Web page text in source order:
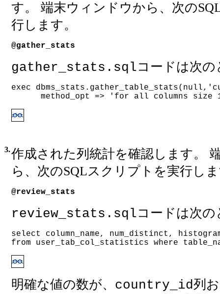
す。 端末ウィンドウから、次の
行します。
@gather_stats
gather_stats.sqlコードは次
exec
method_opt => 'for all columns size
3.作成された列統計を確認します。
ら、次のSQLスクリプトを実行し
@review_stats
review_stats.sqlコードは次
select column_name, num_distinct,
from user_tab_col_statistics where
明確な値の数が、 country_id列